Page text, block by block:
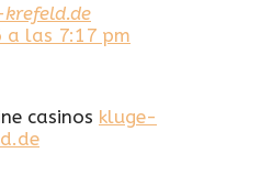
a las 7:17 pm
casinos kluge-